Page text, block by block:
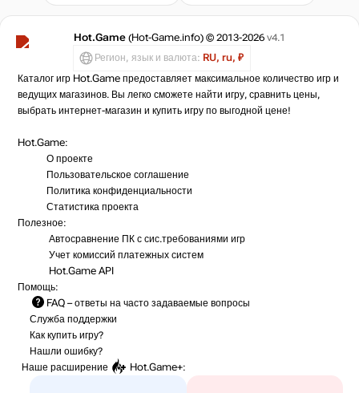
Hot.Game (Hot-Game.info) © 2013-2026 v4.1
Регион, язык и валюта: RU, ru, ₽
Каталог игр Hot.Game предоставляет максимальное количество игр и
ведущих магазинов. Вы легко сможете найти игру, сравнить цены,
выбрать интернет-магазин и купить игру по выгодной цене!
Hot.Game:
О проекте
Пользовательское соглашение
Политика конфиденциальности
Статистика проекта
Полезное:
Автосравнение ПК с сис.требованиями игр
Учет комиссий платежных систем
Hot.Game API
Помощь:
FAQ – ответы на часто задаваемые вопросы
Служба поддержки
Как купить игру?
Нашли ошибку?
Наше расширение
Hot.Game+: